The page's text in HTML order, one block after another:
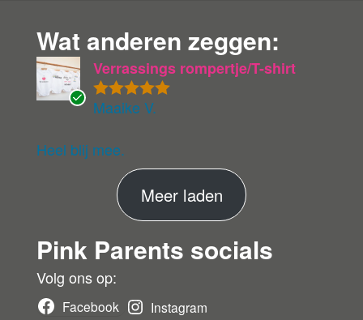
Wat anderen zeggen:
eri
r
Gewaardeer
Verrassings rompertje/T-shirt
Maaike V.
Heel blij mee.
Meer ladenM
e
e
Pink Parents socials
Volg ons op:
Facebook Instagram